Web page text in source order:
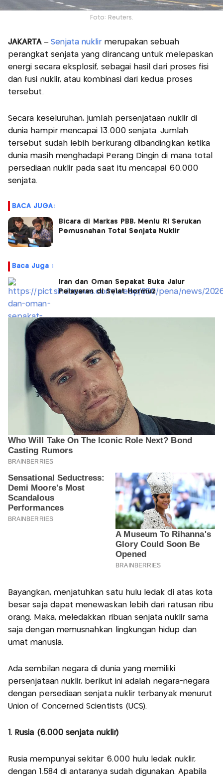
Foto: Reuters.
JAKARTA– Senjata nuklir merupakan sebuah
perangkat senjata yang dirancang untuk melepaskan
energi secara eksplosif, sebagai hasil dari proses fisi
dan fusi nuklir, atau kombinasi dari kedua proses
tersebut.
Secara keseluruhan, jumlah persenjataan nuklir di
dunia hampir mencapai 13.000 senjata. Jumlah
tersebut sudah lebih berkurang dibandingkan ketika
dunia masih menghadapi Perang Dingin di mana total
persediaan nuklir pada saat itu mencapai 60.000
senjata.
BACA JUGA:
Bicara di Markas PBB, Menlu RI Serukan
Pemusnahan Total Senjata Nuklir
Baca Juga :
Iran dan Oman Sepakat Buka Jalur
Pelayaran di Selat Hormuz
Bayangkan, menjatuhkan satu hulu ledak di atas kota
besar saja dapat menewaskan lebih dari ratusan ribu
orang. Maka, meledakkan ribuan senjata nuklir sama
saja dengan memusnahkan lingkungan hidup dan
umat manusia.
Ada sembilan negara di dunia yang memiliki
persenjataan nuklir, berikut ini adalah negara-negara
dengan persediaan senjata nuklir terbanyak menurut
Union of Concerned Scientists (UCS).
1. Rusia (6.000 senjata nuklir)
Rusia mempunyai sekitar 6.000 hulu ledak nuklir,
dengan 1.584 di antaranya sudah digunakan. Apabila